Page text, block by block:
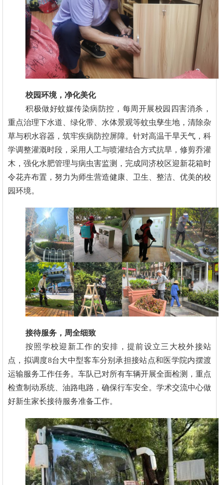
校园环境，净化美化
积极做好蚊媒传染病防控，每周开展校园四害消杀，
重点治理下水道、绿化带、水体景观等蚊虫孳生地，清除杂
草与积水容器，筑牢疾病防控屏障。针对高温干旱天气，科
学调整灌溉时段，采用人工与喷灌结合方式抗旱，修剪乔灌
木，强化水肥管理与病虫害监测，完成同济校区迎新花箱时
令花卉布置，努力为师生营造健康、卫生、整洁、优美的校
园环境。
接待服务，周全细致
按照学校迎新工作的安排，提前设立三大校外接站
点，拟调度8台大中型客车分别承担接站点和医学院内摆渡
运输服务工作任务。车队已对所有车辆开展全面检测，重点
检查制动系统、油路电路，确保行车安全。学术交流中心做
好新生家长接待服务准备工作。